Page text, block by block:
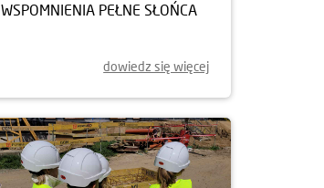
WSPOMNIENIA PEŁNE SŁOŃCA
dowiedz się więcej